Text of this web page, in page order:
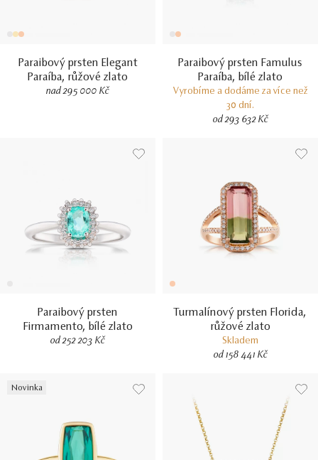
Paraibový prsten Elegant
Paraíba, růžové zlato
nad 295 000 Kč
Paraibový prsten Famulus
Paraíba, bílé zlato
Vyrobíme a dodáme za více než
30 dní.
od 293 632 Kč
Paraibový prsten
Firmamento, bílé zlato
od 252 203 Kč
Turmalínový prsten Florida,
růžové zlato
Skladem
od 158 441 Kč
Novinka